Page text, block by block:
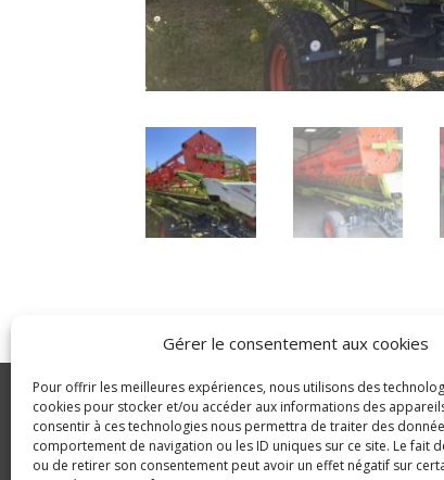
Gérer le consentement aux cookies
Pour offrir les meilleures expériences, nous utilisons des
cookies pour stocker et/ou accéder aux informations des
consentir à ces technologies nous permettra de traiter des
comportement de navigation ou les ID uniques sur ce site. Le fait
ou de retirer son consentement peut avoir un effet négatif sur
© Copyright 2023 GLDC
GLDC
Manutention